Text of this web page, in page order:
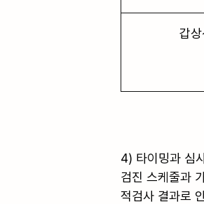
갑상
4) 타이밍과 심
검진 스케줄과
적검사 결과로